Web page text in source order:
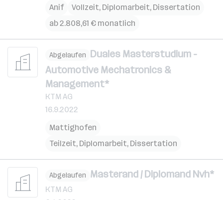
Anif
Vollzeit, Diplomarbeit, Dissertation
ab 2.808,61 € monatlich
Abgelaufen Duales Masterstudium -
Automotive Mechatronics &
Management*
KTM AG
16.9.2022
Mattighofen
Teilzeit, Diplomarbeit, Dissertation
Abgelaufen Masterand / Diplomand Nvh*
KTM AG